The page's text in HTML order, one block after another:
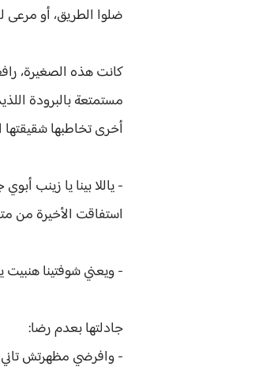
ضلوا الطريق، أو مرعى
كانت هذه الصغيرة،
مستمتعة بالبرودة
أخرى تخاطبها شقيقتها
- ياللا بينا يا زينب
استفاقت الأخيرة من
- ويعني شوفتينا
جادلتها بعدم رضا:
- وافرضي مظهرتش تاني